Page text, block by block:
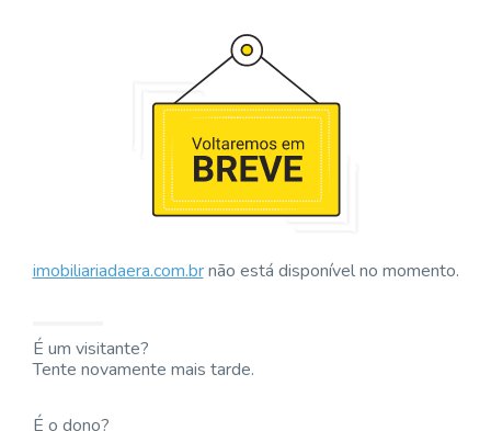
imobiliariadaera.com.brnão está disponível no momento.
É um visitante?
Tente novamente mais tarde.
É o dono?